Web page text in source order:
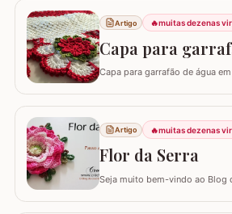
AQUI. Eles são encantadores
apesar de trabalhar com uma
Artigo 🔥muitas dezenas
Capa para
Capa para garrafão de água
verde mesclado - 9392 Agulha
utilizada neste trabalho: FLOR…
Artigo 🔥muitas dezenas
Flor da Serra
Seja muito bem-vindo ao Blog